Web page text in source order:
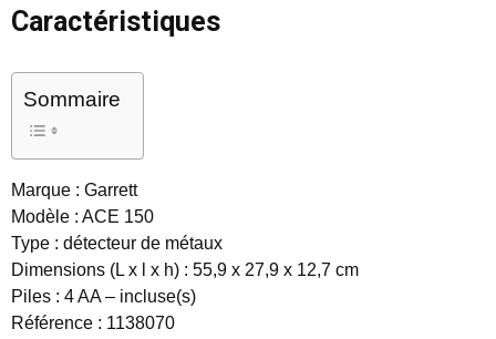
Caractéristiques
Sommaire
Marque : Garrett
Modèle : ACE 150
Type : détecteur de métaux
Dimensions (L x l x h) : 55,9 x 27,9 x 12,7 cm
Piles : 4 AA – incluse(s)
Référence : 1138070